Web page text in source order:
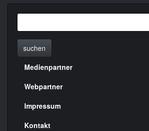
suchen
Menülinks
rechte
Seite
Medienpartner
Webpartner
Impressum
Kontakt